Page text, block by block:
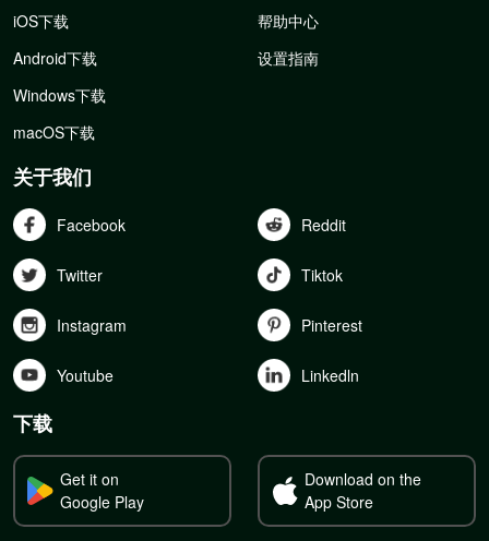
iOS下载
Android下载
Windows下载
macOS下载
帮助中心
设置指南
关于我们
Facebook Reddit
Twitter Tiktok
Instagram Pinterest
Youtube Linkedln
下载
Get it on
Google Play
Download on the
App Store